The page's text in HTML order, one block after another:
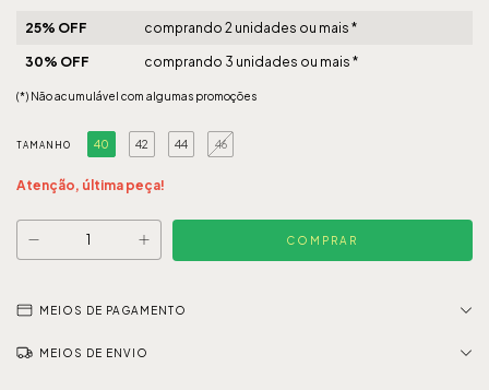
25% OFF comprando 2 unidades ou mais *
30% OFF comprando 3 unidades ou mais *
(*) Não acumulável com algumas promoções
TAMANHO 40 42 44 46
Atenção, última peça!
MEIOS DE PAGAMENTO
MEIOS DE ENVIO